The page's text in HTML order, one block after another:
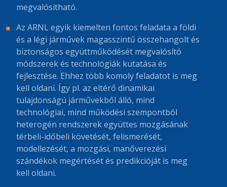
megvalósítható.
Az ARNL egyik kiemelten fontos feladata a földi
és a légi járművek magasszintű összehangolt és
biztonságos együttműködését megvalósító
módszerek és technológiák kutatása és
fejlesztése. Ehhez több komoly feladatot is meg
kell oldani. Így pl. az eltérő dinamikai
tulajdonságú járművekből álló, mind
technológiai, mind működési szempontból
heterogén rendszerek együttes mozgásának
térbeli-időbeli követését, felismerését,
modellezését, a mozgási, manőverezési
szándékok megértését és predikcióját is meg
kell oldani.